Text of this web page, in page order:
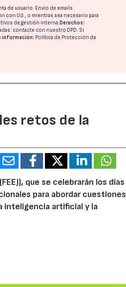
de usuario. Envío de emails
con Ud., o mientras sea necesario para
de gestión interna. Derechos:
contacte con nuestro DPD. Si
información: Política de Protección de
retos de la
que se celebrarán los días
para abordar cuestiones
inteligencia artificial y la